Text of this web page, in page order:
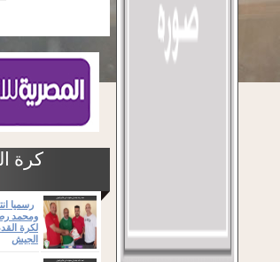
كرة
رسميا
ومحمد
لكرة
الجيش